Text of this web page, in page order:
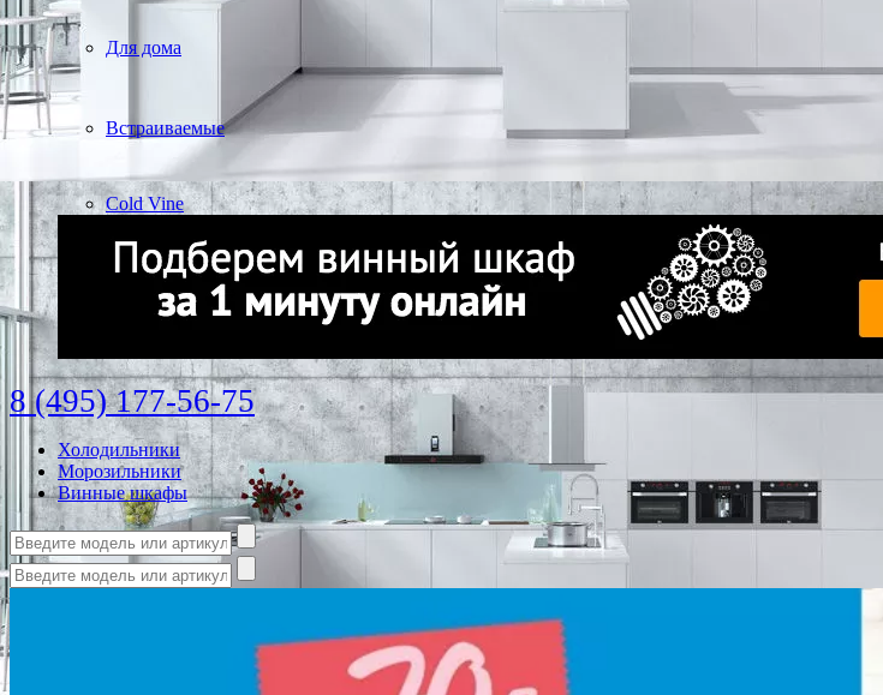
Для дома
Встраиваемые
Cold Vine
8 (495) 177-56-75
Холодильники
Морозильники
Винные шкафы